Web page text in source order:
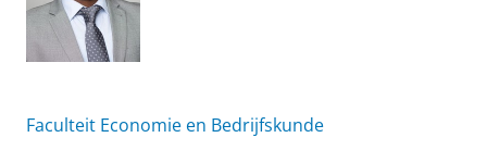
Faculteit Economie en Bedrijfskunde